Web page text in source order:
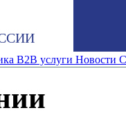
B2B услуги Новости